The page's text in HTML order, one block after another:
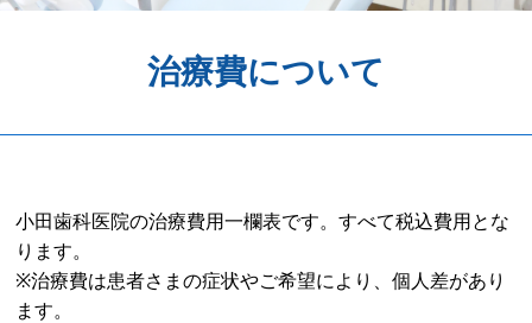
ホワイトニング
矯正歯科
料金表
アクセス
治療費について
小田歯科医院の治療費用一欄表です。すべて税込費用とな
ります。
※治療費は患者さまの症状やご希望により、個人差があり
ます。